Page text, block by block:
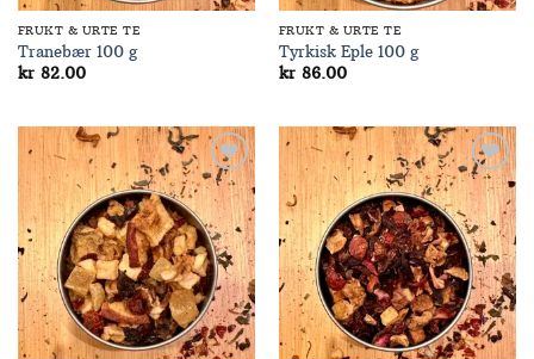
FRUKT & URTE TE
Tranebær 100 g
kr82.00
FRUKT & URTE TE
Tyrkisk Eple 100 g
kr86.00
Add to
Wishlist
Add to
Wishlist